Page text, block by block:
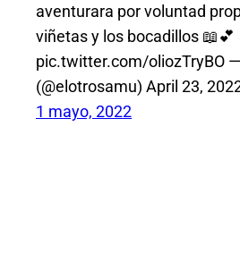
aventurara por voluntad
viñetas y los bocadillos 📖💕
pic.twitter.com/oliozTryBO
(@elotrosamu) April 23,
1 mayo, 2022